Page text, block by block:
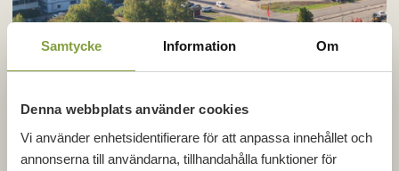
Samtycke Information Om
Denna webbplats använder cookies
Vi använder enhetsidentifierare för att anpassa innehållet och
annonserna till användarna, tillhandahålla funktioner för